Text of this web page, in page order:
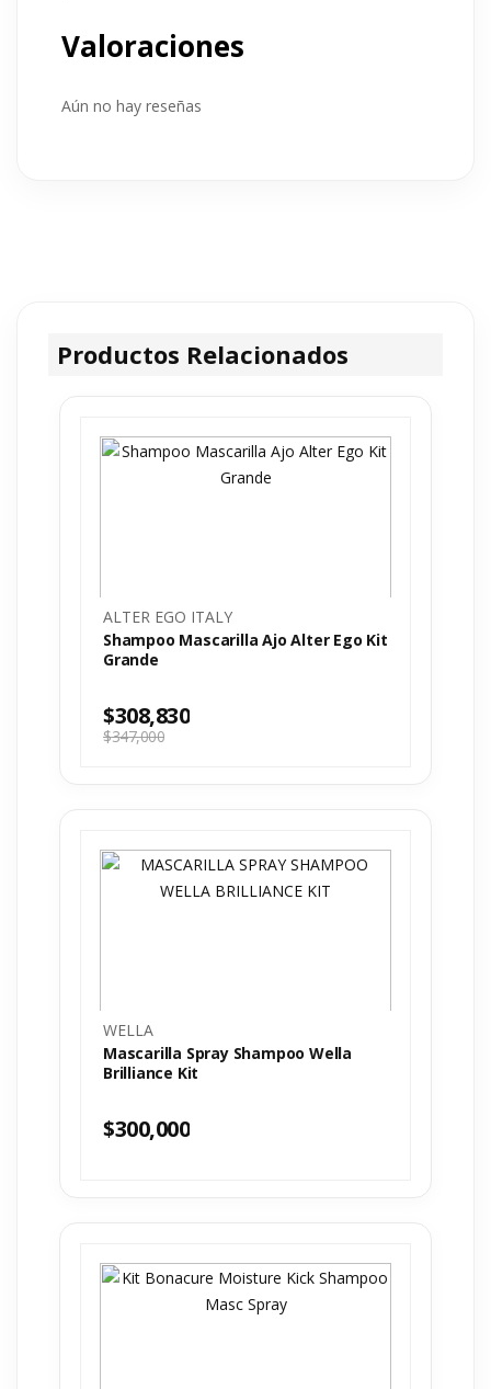
Valoraciones
Aún no hay reseñas
Productos Relacionados
ALTER EGO ITALY
Shampoo Mascarilla Ajo Alter Ego Kit
Grande
$347,000
$308,830
WELLA
Mascarilla Spray Shampoo Wella
Brilliance Kit
$300,000